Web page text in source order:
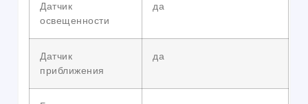
Датчик
освещенности
да
Датчик
приближения
да